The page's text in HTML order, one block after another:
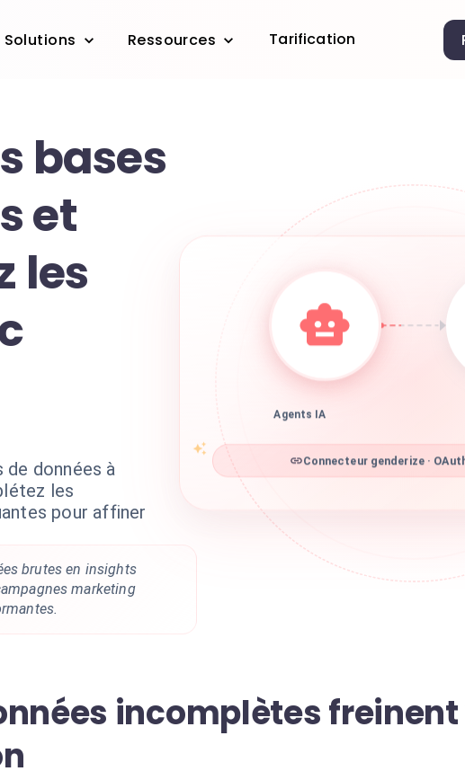
Solutions Ressources Tarification
bases
et
les
données à
les
pour affiner
brutes en insights
marketing
Agents IA
Connecteur genderize ·
incomplètes